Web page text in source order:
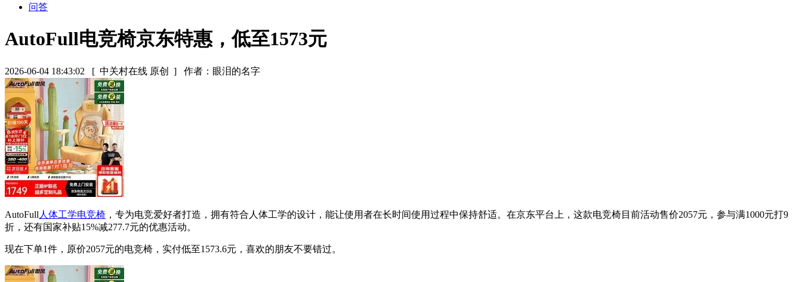
问答
AutoFull电竞椅京东特惠，低至1573元
2026-06-04 18:43:02 [ 中关村在线 原创 ] 作者：眼泪的名字
AutoFull 人体工学电竞椅 ，专为电竞爱好者打造，拥有符合人体工学的设计，能让使用者在长时间使用过程中保持舒适。在京东平台上，这款电竞椅目前活动售价2057元，参与满1000元打9
折，还有国家补贴15%减277.7元的优惠活动。
现在下单1件，原价2057元的电竞椅，实付低至1573.6元，喜欢的朋友不要错过。